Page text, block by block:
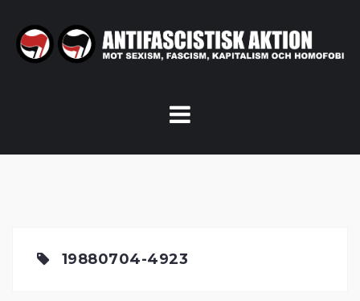
content
19880704-4923